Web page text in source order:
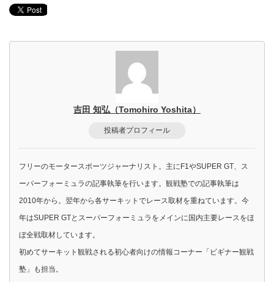
吉田 知弘（Tomohiro Yoshita）
投稿者プロフィール
フリーのモータースポーツジャーナリスト。主にF1やSUPER GT、ス
ーパーフォーミュラの記事執筆を行います。観戦塾での記事執筆は
2010年から。翌年から各サーキットでレース取材を重ねています。今
年はSUPER GTとスーパーフォーミュラをメインに国内主要レースをほ
ぼ全戦取材しています。
初めてサーキット観戦される初心者向けの情報コーナー「ビギナー観戦
塾」も担当。